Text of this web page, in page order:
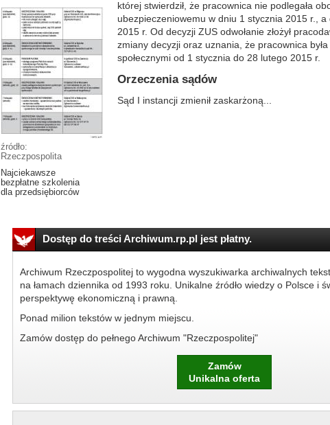
źródło:
Rzeczpospolita
Najciekawsze
bezpłatne szkolenia
dla przedsiębiorców
której stwierdził, że pracownica nie podlegała
ubezpieczeniowemu w dniu 1 stycznia 2015 r.,
2015 r. Od decyzji ZUS odwołanie złożył
zmiany decyzji oraz uznania, że pracownica
społecznymi od 1 stycznia do 28 lutego 2015 r.
Orzeczenia sądów
Sąd I instancji zmienił zaskarżoną...
Dostęp do treści Archiwum.rp.pl jest płatny.
Archiwum Rzeczpospolitej to wygodna wyszukiwarka archiwalnych
na łamach dziennika od 1993 roku. Unikalne źródło wiedzy o Polsce i
perspektywę ekonomiczną i prawną.
Ponad milion tekstów w jednym miejscu.
Zamów dostęp do pełnego Archiwum "Rzeczpospolitej"
Zamów
Unikalna oferta